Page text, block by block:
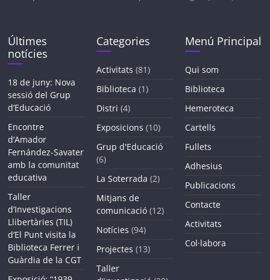
Últimes
notícies
18 de juny: Nova
sessió del Grup
d’Educació
Encontre
d’Amador
Fernández-Savater
amb la comunitat
educativa
Taller
d’Investigacions
Llibertàries (TIL)
d’El Punt visita la
Biblioteca Ferrer i
Guàrdia de la CGT
Categories
Activitats (81)
Biblioteca (1)
Distri (4)
Exposicions (10)
Grup d'Educació
(6)
La Soterrada (2)
Mitjans de
comunicació (12)
Notícies (94)
Projectes (13)
Taller
Menú Principal
Qui som
Biblioteca
Hemeroteca
Cartells
Fullets
Adhesius
Publicacions
Contacte
Activitats
Col·labora